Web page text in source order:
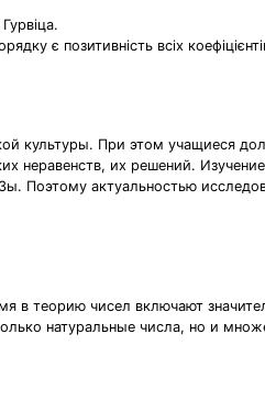
є позитивність всіх
культуры. При этом учащиеся
неравенств, их решений.
Поэтому актуальностью
в теорию чисел включают
натуральные числа, но и